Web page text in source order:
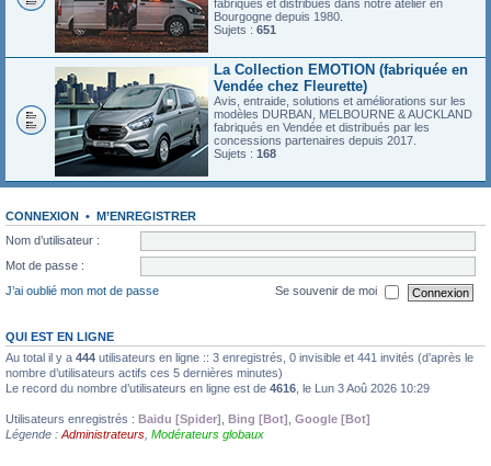
fabriqués et distribués dans notre atelier en
Bourgogne depuis 1980.
Sujets : 651
La Collection EMOTION (fabriquée en
Vendée chez Fleurette)
Avis, entraide, solutions et améliorations sur les
modèles DURBAN, MELBOURNE & AUCKLAND
fabriqués en Vendée et distribués par les
concessions partenaires depuis 2017.
Sujets : 168
CONNEXION • M’ENREGISTRER
Nom d’utilisateur :
Mot de passe :
J’ai oublié mon mot de passe
Se souvenir de moi
QUI EST EN LIGNE
Au total il y a 444 utilisateurs en ligne :: 3 enregistrés, 0 invisible et 441 invités (d’après le
nombre d’utilisateurs actifs ces 5 dernières minutes)
Le record du nombre d’utilisateurs en ligne est de 4616 , le Lun 3 Aoû 2026 10:29
Utilisateurs enregistrés : Baidu [Spider] Bing [Bot] Google [Bot]
Légende : Administrateurs Modérateurs globaux